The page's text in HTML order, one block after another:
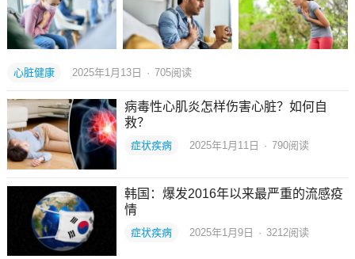
心脏健康 2025年1月13日 · 705阅读
病毒性心肌炎怎样伤害心脏？如何自
救？
症状疾病 2025年1月11日 · 790阅读
韩国：爆发2016年以来最严重的流感疫
情
症状疾病 2025年1月9日 · 3212阅读